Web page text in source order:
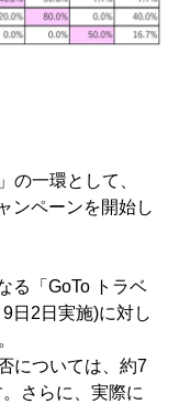
の一環として、
ンペーンを開始し
る「GoTo トラベ
日2日実施)に対し
については、約7
さらに、実際に